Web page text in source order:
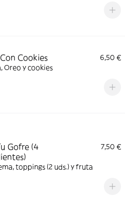
Cookies
6,50 €
Oreo y cookies
Gofre (4
7,50 €
toppings (2 uds.) y fruta